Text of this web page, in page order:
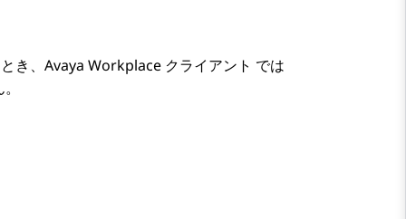
き、 Avaya Workplace クライアント では